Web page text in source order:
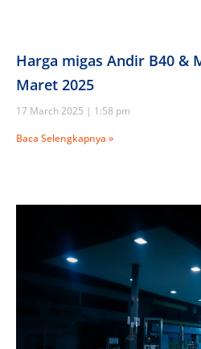
Harga migas Andir B40 &
Maret 2025
17 March 2025
1:58 pm
Baca Selengkapnya »